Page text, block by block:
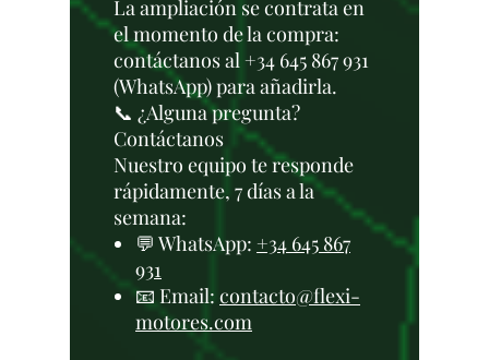
La ampliación se contrata en
el momento de la compra:
contáctanos al +34 645 867 931
(WhatsApp) para añadirla.
📞 ¿Alguna pregunta?
Contáctanos
Nuestro equipo te responde
rápidamente, 7 días a la
semana:
💬 WhatsApp: +34 645 867
931
📧 Email: contacto@flexi-
motores.com